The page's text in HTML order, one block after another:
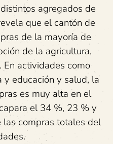
agregados de
que el cantón de
de la mayoría de
de la agricultura,
actividades como
y educación y salud, la
es muy alta en el
el 34 %, 23 % y
compras totales del